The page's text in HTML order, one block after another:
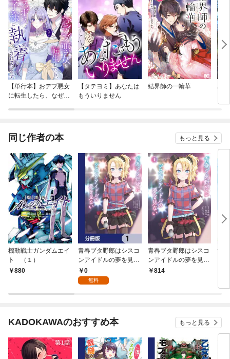
【単行本】おデブ悪女
に転生したら、なぜか
【タテヨミ】あなたは
もういりません
結界師の一輪華
バ
今
同じ作者の本 もっと見る
機動戦士ガンダムエイ
ト （１）
880
青春ブタ野郎はシスコ
ンアイドルの夢を見な
い【分冊版】 1
0
無料
青春ブタ野郎はシスコ
ンアイドルの夢を見な
い 1
814
青
KADOKAWAのおすすめ本 もっと見る